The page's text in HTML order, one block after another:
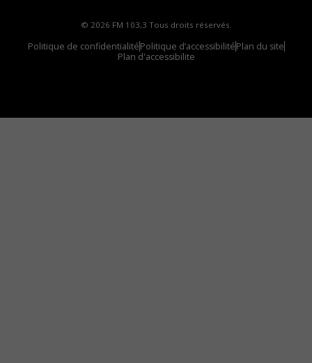
© 2026 FM 103,3 Tous droits réservés.
Politique de confidentialitéPolitique d’accessibilitéPlan du site
Plan d'accessibilite